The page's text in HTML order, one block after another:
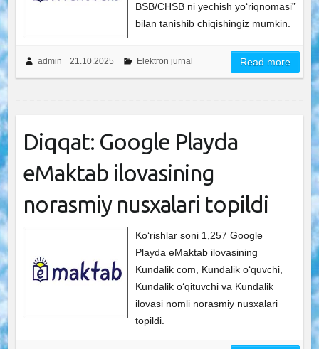
BSB/CHSB ni yechish yoʻriqnomasi”
bilan tanishib chiqishingiz mumkin.
admin 21.10.2025 Elektron jurnal Read more
Diqqat: Google Playda
eMaktab ilovasining
norasmiy nusxalari topildi
Ko‘rishlar soni 1,257 Google
Playda eMaktab ilovasining
Kundalik com, Kundalik o‘quvchi,
Kundalik oʻqituvchi va Kundalik
ilovasi nomli norasmiy nusxalari
topildi.